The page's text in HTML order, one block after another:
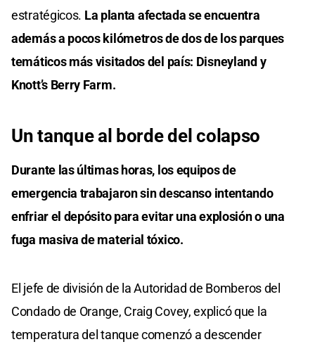
estratégicos. La planta afectada se encuentra
además a pocos kilómetros de dos de los parques
temáticos más visitados del país: Disneyland y
Knott’s Berry Farm.
Un tanque al borde del colapso
Durante las últimas horas, los equipos de
emergencia trabajaron sin descanso intentando
enfriar el depósito para evitar una explosión o una
fuga masiva de material tóxico.
El jefe de división de la Autoridad de Bomberos del
Condado de Orange, Craig Covey, explicó que la
temperatura del tanque comenzó a descender